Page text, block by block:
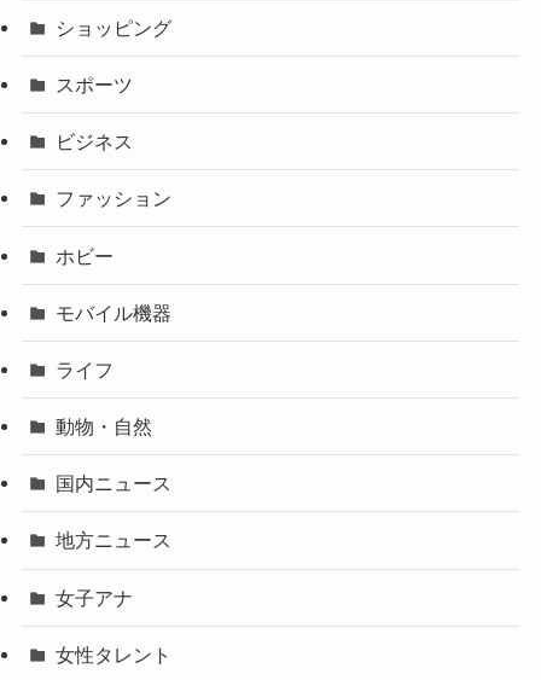
ショッピング
スポーツ
ビジネス
ファッション
ホビー
モバイル機器
ライフ
動物・自然
国内ニュース
地方ニュース
女子アナ
女性タレント